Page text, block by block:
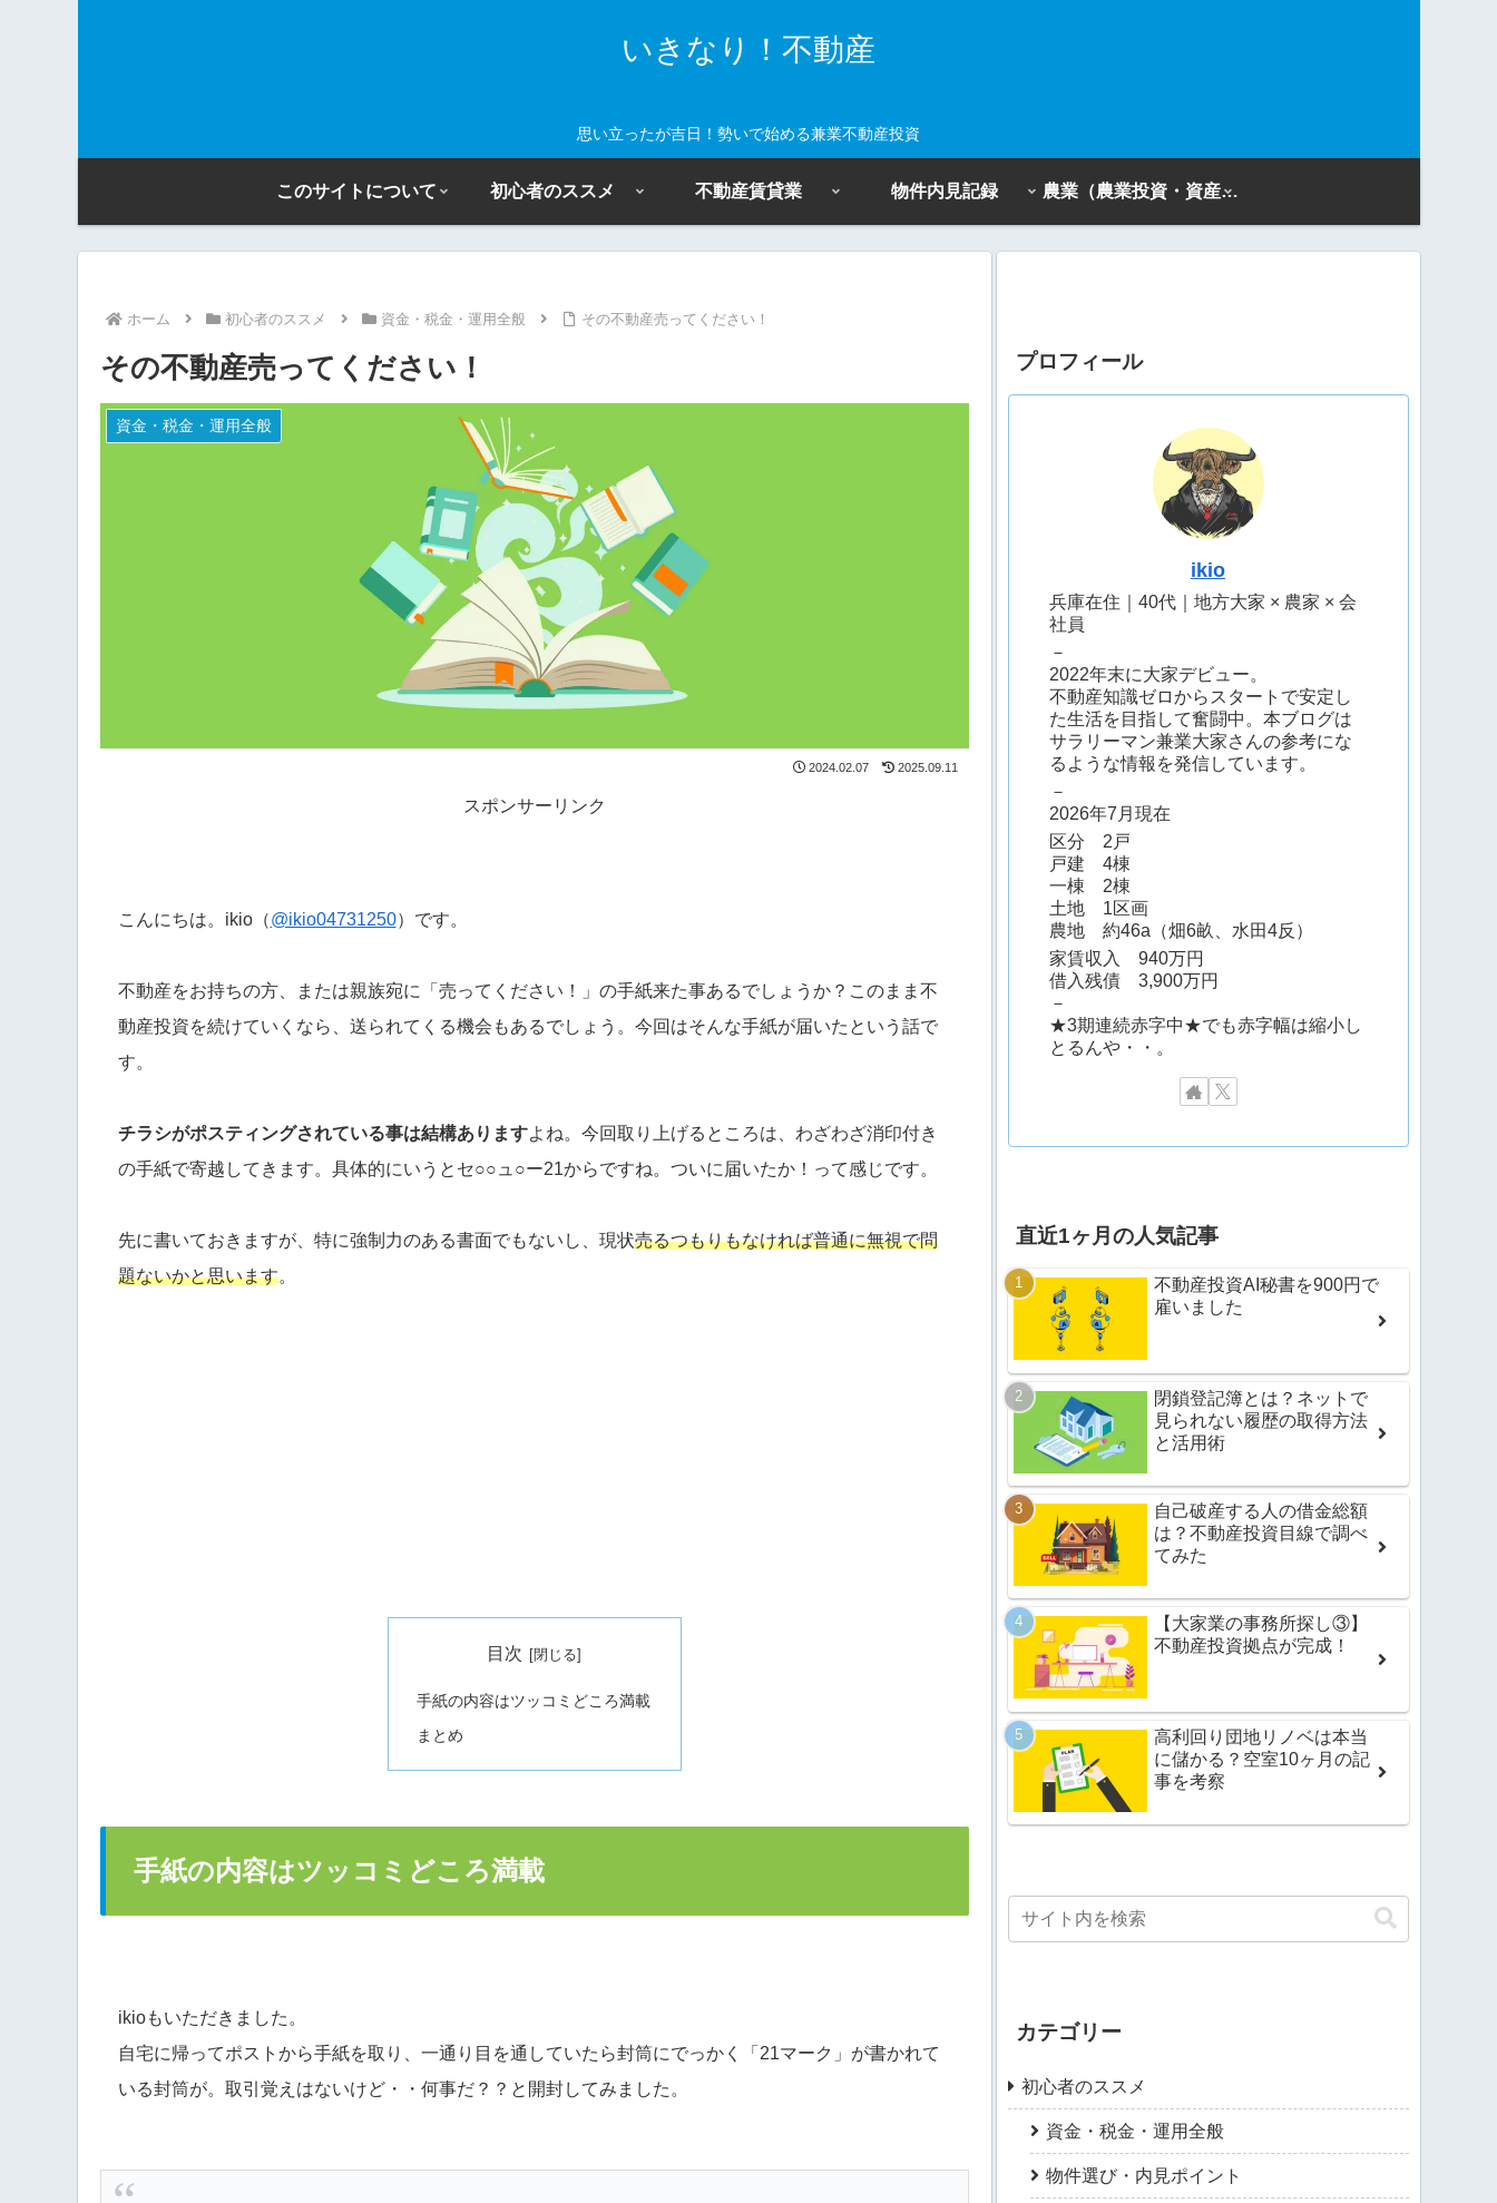
いきなり！不動産
思い立ったが吉日！勢いで始める兼業不動産投資
このサイトについて 初心者のススメ 不動産賃貸業 物件内見記録 農業（農業投資・資産活用）
ホーム 初心者のススメ 資金・税金・運用全般 その不動産売ってください！
その不動産売ってください！
資金・税金・運用全般
2024.02.07 2025.09.11
スポンサーリンク
こんにちは。ikio（@ikio04731250）です。
不動産をお持ちの方、または親族宛に「売ってください！」の手紙来た事あるでしょうか？このまま不
動産投資を続けていくなら、送られてくる機会もあるでしょう。今回はそんな手紙が届いたという話で
す。
チラシがポスティングされている事は結構ありますよね。今回取り上げるところは、わざわざ消印付き
の手紙で寄越してきます。具体的にいうとセ○○ュ○ー21からですね。ついに届いたか！って感じです。
先に書いておきますが、特に強制力のある書面でもないし、現状売るつもりもなければ普通に無視で問
題ないかと思います。
目次
手紙の内容はツッコミどころ満載
まとめ
手紙の内容はツッコミどころ満載
ikioもいただきました。
自宅に帰ってポストから手紙を取り、一通り目を通していたら封筒にでっかく「21マーク」が書かれて
いる封筒が。取引覚えはないけど・・何事だ？？と開封してみました。
プロフィール
ikio
兵庫在住｜40代｜地方大家 × 農家 × 会
社員
－
2022年末に大家デビュー。
不動産知識ゼロからスタートで安定し
た生活を目指して奮闘中。本ブログは
サラリーマン兼業大家さんの参考にな
るような情報を発信しています。
－
2026年7月現在
区分 2戸
戸建 4棟
一棟 2棟
土地 1区画
農地 約46a（畑6畝、水田4反）
家賃収入 940万円
借入残債 3,900万円
－
★3期連続赤字中★でも赤字幅は縮小し
とるんや・・。
直近1ヶ月の人気記事
不動産投資AI秘書を900円で
雇いました
閉鎖登記簿とは？ネットで
見られない履歴の取得方法
と活用術
自己破産する人の借金総額
は？不動産投資目線で調べ
てみた
【大家業の事務所探し③】
不動産投資拠点が完成！
高利回り団地リノベは本当
に儲かる？空室10ヶ月の記
事を考察
カテゴリー
初心者のススメ
資金・税金・運用全般
物件選び・内見ポイント